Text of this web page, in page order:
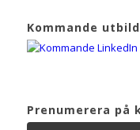
Kommande
Prenumerera på